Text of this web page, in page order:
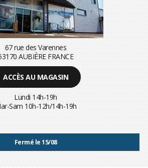
67 rue des Varennes
AUBIÈRE FRANCE
ACCÈS AU MAGASIN
Lundi 14h-19h
Sam 10h-12h/14h-19h
Fermé le 15/08